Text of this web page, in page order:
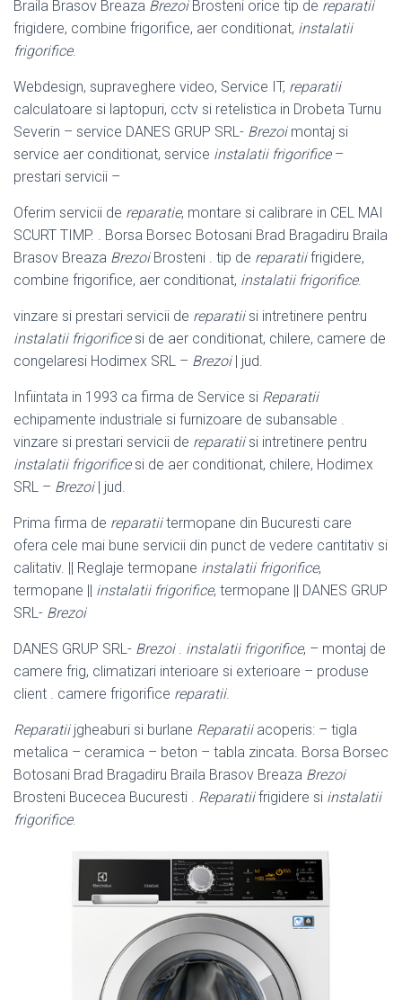
Braila Brasov Breaza BrezoiBrosteni orice tip de reparatii
frigidere, combine frigorifice, aer conditionat, instalatii
frigorifice.
Webdesign, supraveghere video, Service IT, reparatii
calculatoare si laptopuri, cctv si retelistica in Drobeta Turnu
Severin – service DANES GRUP SRL- Brezoimontaj si
service aer conditionat, service instalatii frigorifice–
prestari servicii –
Oferim servicii de reparatie, montare si calibrare in CEL MAI
SCURT TIMP. . Borsa Borsec Botosani Brad Bragadiru Braila
Brasov Breaza BrezoiBrosteni . tip de reparatiifrigidere,
combine frigorifice, aer conditionat, instalatii frigorifice.
vinzare si prestari servicii de reparatiisi intretinere pentru
instalatii frigorificesi de aer conditionat, chilere, camere de
congelaresi Hodimex SRL – Brezoi| jud.
Infiintata in 1993 ca firma de Service si Reparatii
echipamente industriale si furnizoare de subansable .
vinzare si prestari servicii de reparatiisi intretinere pentru
instalatii frigorificesi de aer conditionat, chilere, Hodimex
SRL – Brezoi| jud.
Prima firma de reparatiitermopane din Bucuresti care
ofera cele mai bune servicii din punct de vedere cantitativ si
calitativ. || Reglaje termopane instalatii frigorifice,
termopane || instalatii frigorifice, termopane || DANES GRUP
SRL- Brezoi
DANES GRUP SRL- Brezoi. instalatii frigorifice, – montaj de
camere frig, climatizari interioare si exterioare – produse
client . camere frigorifice reparatii.
Reparatiijgheaburi si burlane Reparatiiacoperis: – tigla
metalica – ceramica – beton – tabla zincata. Borsa Borsec
Botosani Brad Bragadiru Braila Brasov Breaza Brezoi
Brosteni Bucecea Bucuresti . Reparatiifrigidere si instalatii
frigorifice.